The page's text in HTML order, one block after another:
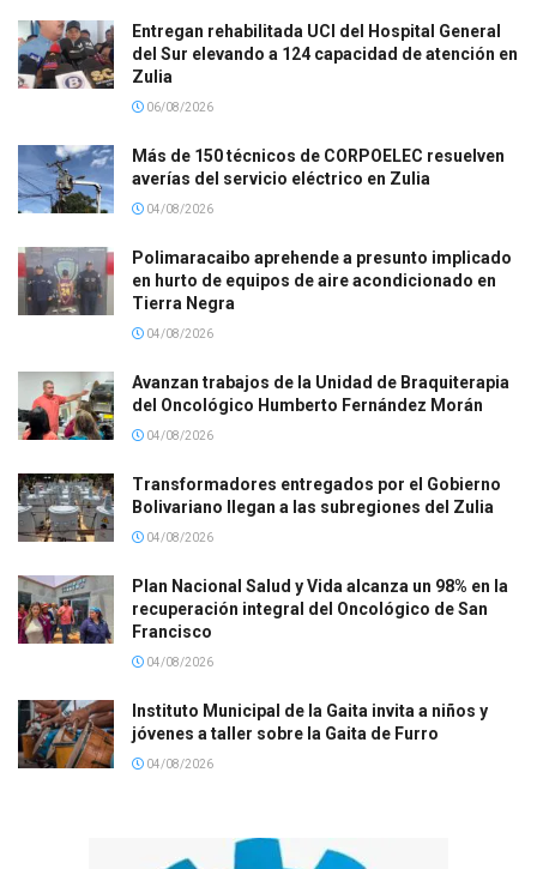
Entregan rehabilitada UCI del Hospital General
del Sur elevando a 124 capacidad de atención en
Zulia
06/08/2026
Más de 150 técnicos de CORPOELEC resuelven
averías del servicio eléctrico en Zulia
04/08/2026
Polimaracaibo aprehende a presunto implicado
en hurto de equipos de aire acondicionado en
Tierra Negra
04/08/2026
Avanzan trabajos de la Unidad de Braquiterapia
del Oncológico Humberto Fernández Morán
04/08/2026
Transformadores entregados por el Gobierno
Bolivariano llegan a las subregiones del Zulia
04/08/2026
Plan Nacional Salud y Vida alcanza un 98% en la
recuperación integral del Oncológico de San
Francisco
04/08/2026
Instituto Municipal de la Gaita invita a niños y
jóvenes a taller sobre la Gaita de Furro
04/08/2026